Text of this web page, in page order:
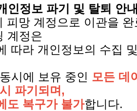
인정보 파기 및 탈퇴 안
피망 계정으로 이관을
계정은
따라 개인정보의 수집
시에 보유 중인 모든 데
파기되며,
도 복구가 불가합니다.